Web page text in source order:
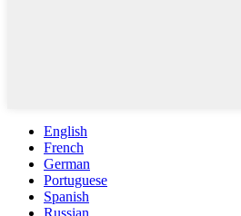
English
French
German
Portuguese
Spanish
Russian